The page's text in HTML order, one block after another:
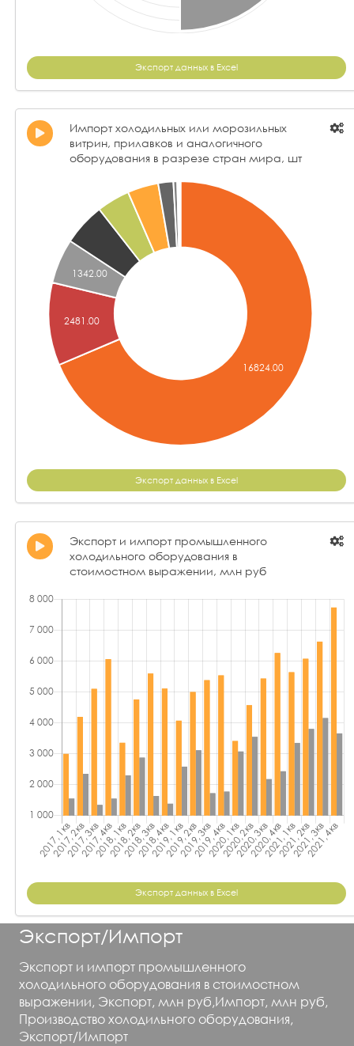
Экспорт данных в Excel
Импорт холодильных или морозильных
витрин, прилавков и аналогичного
оборудования в разрезе стран мира, шт
Экспорт данных в Excel
Экспорт и импорт промышленного
холодильного оборудования в
стоимостном выражении, млн руб
Экспорт данных в Excel
Экспорт/Импорт
Экспорт и импорт промышленного
холодильного оборудования в стоимостном
выражении, Экспорт, млн руб,Импорт, млн руб,
Производство холодильного оборудования,
Экспорт/Импорт